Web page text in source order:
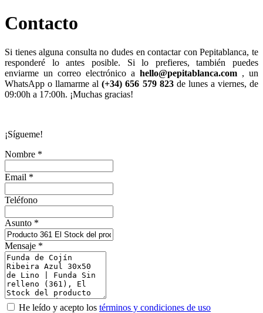
Contacto
Si tienes alguna consulta no dudes en contactar con Pepitablanca, te
responderé lo antes posible. Si lo prefieres, también puedes
enviarme un correo electrónico a hello@pepitablanca.com , un
WhatsApp o llamarme al(+34) 656 579 823de lunes a viernes, de
09:00h a 17:00h. ¡Muchas gracias!
¡Sígueme!
Nombre *
Email *
Teléfono
Asunto *
Mensaje *
He leído y acepto los términos y condiciones de uso